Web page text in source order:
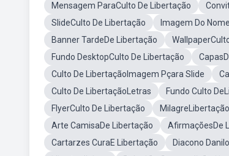
Mensagem ParaCulto De Libertação
SlideCulto De Libertação
Imagem Do
Banner TardeDe Libertação
Fundo DesktopCulto De Libertação
Culto De LibertaçãoImagem Pçara Slide
Culto De LibertaçãoLetras
Fundo Culto
FlyerCulto De Libertação
MilagreLibertação
Arte CamisaDe Libertação
AfirmaçõesDe
Cartarzes CuraE Libertação
Diacono